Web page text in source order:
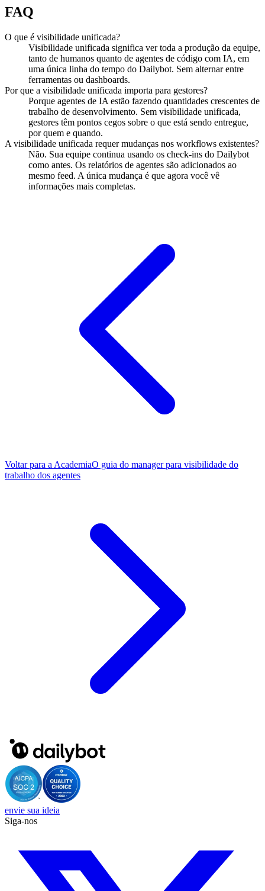
FAQ
O que é visibilidade unificada?
Visibilidade unificada significa ver toda a produção da equipe,
tanto de humanos quanto de agentes de código com IA, em
uma única linha do tempo do Dailybot. Sem alternar entre
ferramentas ou dashboards.
Por que a visibilidade unificada importa para gestores?
Porque agentes de IA estão fazendo quantidades crescentes de
trabalho de desenvolvimento. Sem visibilidade unificada,
gestores têm pontos cegos sobre o que está sendo entregue,
por quem e quando.
A visibilidade unificada requer mudanças nos workflows existentes?
Não. Sua equipe continua usando os check-ins do Dailybot
como antes. Os relatórios de agentes são adicionados ao
mesmo feed. A única mudança é que agora você vê
informações mais completas.
Voltar para a AcademiaO guia do manager para visibilidade do
trabalho dos agentes
envie sua ideia
Siga-nos